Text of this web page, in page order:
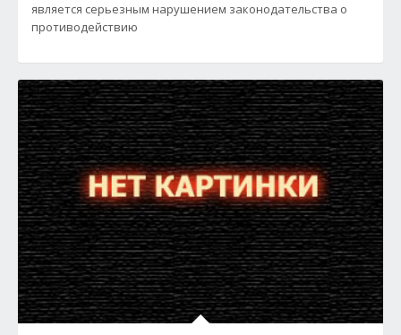
является серьезным нарушением законодательства о
противодействию